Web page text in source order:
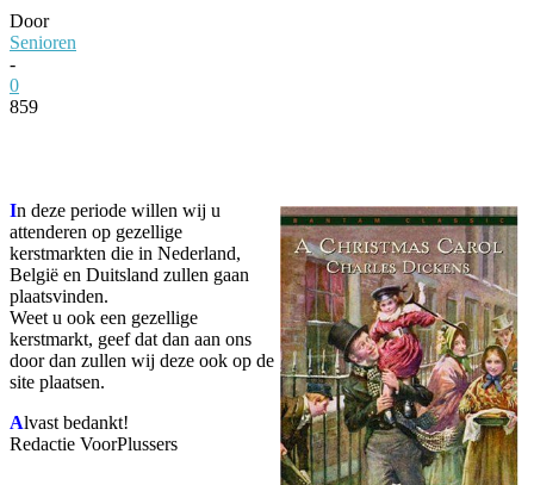
Door
Senioren
-
0
859
In deze periode willen wij u
attenderen op gezellige
kerstmarkten die in Nederland,
België en Duitsland zullen gaan
plaatsvinden.
Weet u ook een gezellige
kerstmarkt, geef dat dan aan ons
door dan zullen wij deze ook op de
site plaatsen.
Alvast bedankt!
Redactie VoorPlussers